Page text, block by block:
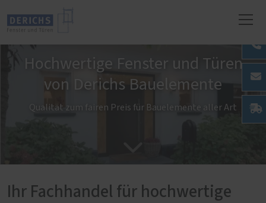
Hochwertige Fenster und Türen
von Derichs Bauelemente
Qualität zum fairen Preis für Bauelemente aller Art
Ihr Fachhandel für hochwertige